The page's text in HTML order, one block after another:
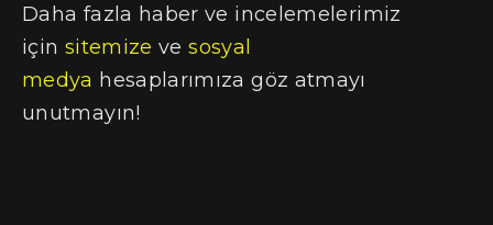
Daha fazla haber ve incelemelerimiz
için sitemize vesosyal
medya hesaplarımıza göz atmayı
unutmayın!